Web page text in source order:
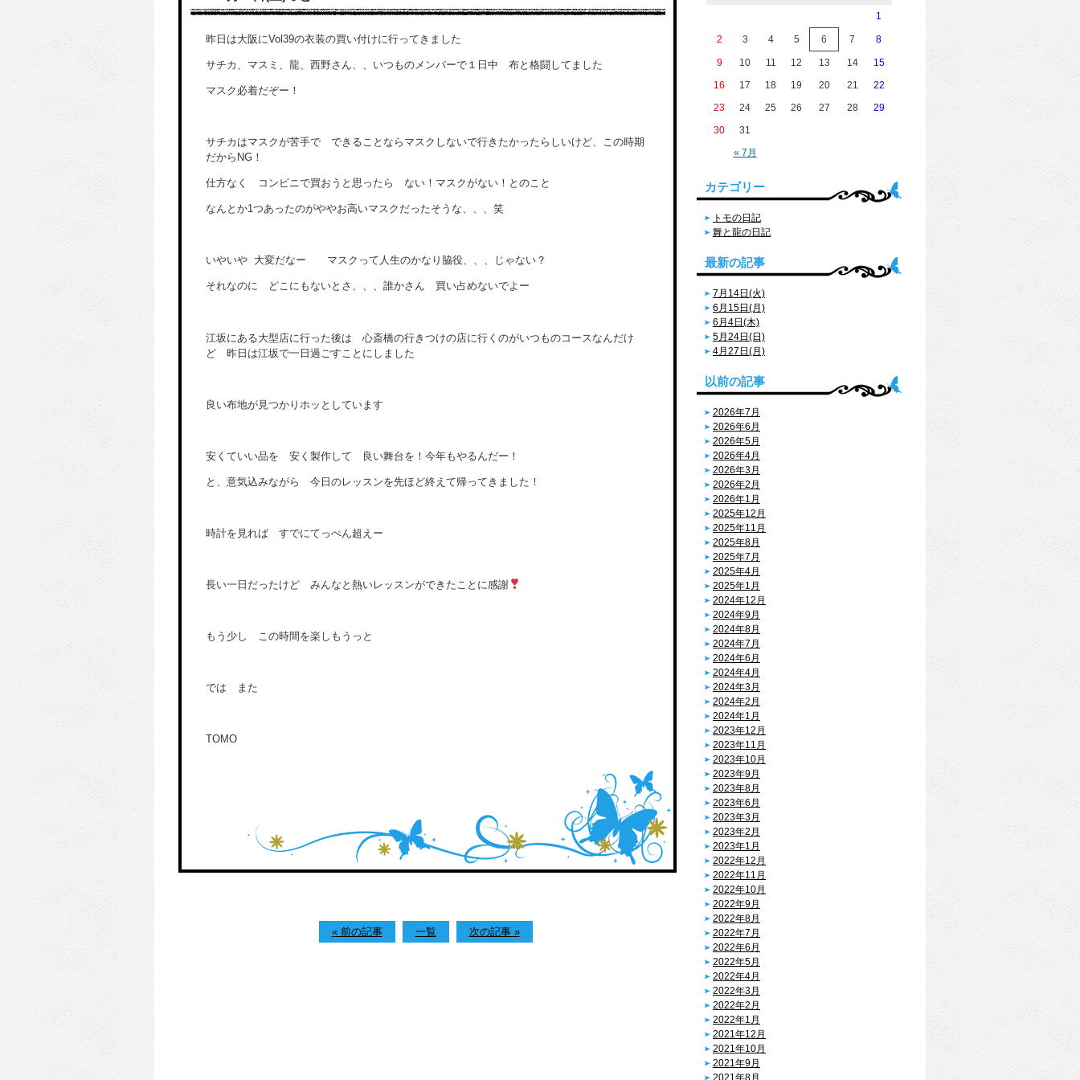
昨日は大阪にVol39の衣装の買い付けに行ってきました
サチカ、マスミ、龍、西野さん、、いつものメンバーで１日中 布と格闘してました
マスク必着だぞー！
サチカはマスクが苦手で できることならマスクしないで行きたかったらしいけど、この時期
だからNG！
仕方なく コンビニで買おうと思ったら ない！マスクがない！とのこと
なんとか1つあったのがややお高いマスクだったそうな、、、笑
いやいや 大変だなー マスクって人生のかなり脇役、、、じゃない？
それなのに どこにもないとさ、、、誰かさん 買い占めないでよー
江坂にある大型店に行った後は 心斎橋の行きつけの店に行くのがいつものコースなんだけ
ど 昨日は江坂で一日過ごすことにしました
良い布地が見つかりホッとしています
安くていい品を 安く製作して 良い舞台を！今年もやるんだー！
と、意気込みながら 今日のレッスンを先ほど終えて帰ってきました！
時計を見れば すでにてっぺん超えー
長い一日だったけど みんなと熱いレッスンができたことに感謝
もう少し この時間を楽しもうっと
では また
TOMO
« 前の記事 一覧 次の記事 »
« 7月
1
2 3 4 5 6 7 8
9 10 11 12 13 14
15
16
17 18 19 20 21
22
23
24 25 26 27 28
29
30
31
カテゴリー
トモの日記
舞と龍の日記
最新の記事
7月14日(火)
6月15日(月)
6月4日(木)
5月24日(日)
4月27日(月)
以前の記事
2026年7月
2026年6月
2026年5月
2026年4月
2026年3月
2026年2月
2026年1月
2025年12月
2025年11月
2025年8月
2025年7月
2025年4月
2025年1月
2024年12月
2024年9月
2024年8月
2024年7月
2024年6月
2024年4月
2024年3月
2024年2月
2024年1月
2023年12月
2023年11月
2023年10月
2023年9月
2023年8月
2023年6月
2023年3月
2023年2月
2023年1月
2022年12月
2022年11月
2022年10月
2022年9月
2022年8月
2022年7月
2022年6月
2022年5月
2022年4月
2022年3月
2022年2月
2022年1月
2021年12月
2021年10月
2021年9月
2021年8月